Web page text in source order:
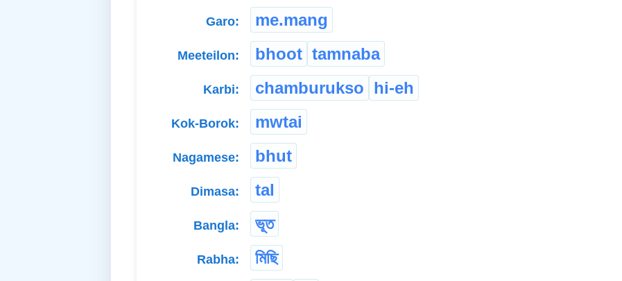
Garo: me.mang
Meeteilon: bhoot tamnaba
Karbi: chamburukso hi-eh
Kok-Borok: mwtai
Nagamese: bhut
Dimasa: tal
Bangla: ভূত
Rabha: মিছি